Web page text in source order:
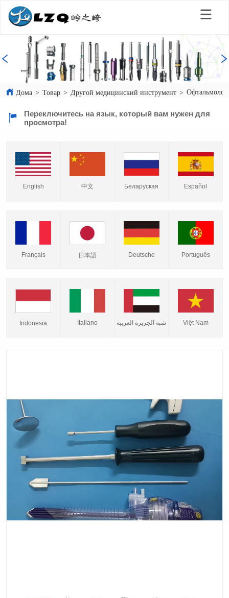
Дома > Товар > Другой медицинский инструмент >
Переключитесь на язык, который вам нужен для
просмотра!
English 中文 Беларуская Español
Français 日本語 Deutsche Português
Indonesia Italiano شبه الجزيرة العربية Việt Nam